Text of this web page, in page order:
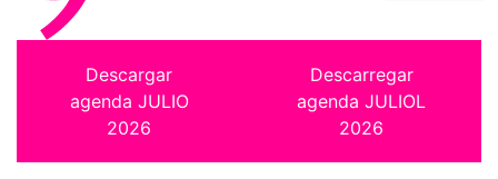
Descargar
agenda JULIO
2026
Descarregar
agenda JULIOL
2026